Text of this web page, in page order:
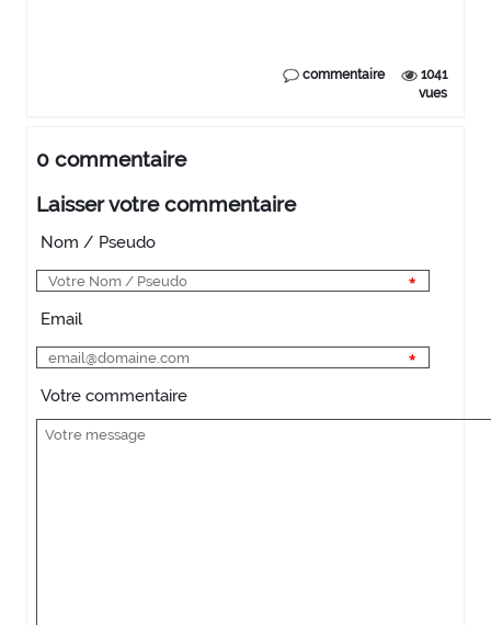
commentaire
1041
vues
0 commentaire
Laisser votre commentaire
Nom / Pseudo
Email
Votre commentaire